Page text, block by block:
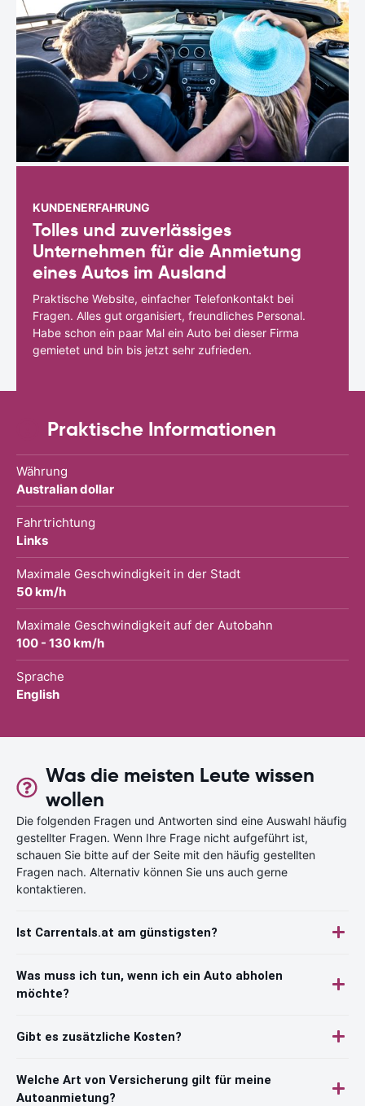
KUNDENERFAHRUNG
Tolles und zuverlässiges
Unternehmen für die Anmietung
eines Autos im Ausland
Praktische Website, einfacher Telefonkontakt bei
Fragen. Alles gut organisiert, freundliches Personal.
Habe schon ein paar Mal ein Auto bei dieser Firma
gemietet und bin bis jetzt sehr zufrieden.
Praktische Informationen
Währung
Australian dollar
Fahrtrichtung
Links
Maximale Geschwindigkeit in der Stadt
50 km/h
Maximale Geschwindigkeit auf der Autobahn
100 - 130 km/h
Sprache
English
Was die meisten Leute wissen
wollen
Die folgenden Fragen und Antworten sind eine Auswahl häufig
gestellter Fragen. Wenn Ihre Frage nicht aufgeführt ist,
schauen Sie bitte auf der Seite mit den häufig gestellten
Fragen nach. Alternativ können Sie uns auch gerne
kontaktieren.
Ist Carrentals.at am günstigsten?
Was muss ich tun, wenn ich ein Auto abholen
möchte?
Gibt es zusätzliche Kosten?
Welche Art von Versicherung gilt für meine
Autoanmietung?